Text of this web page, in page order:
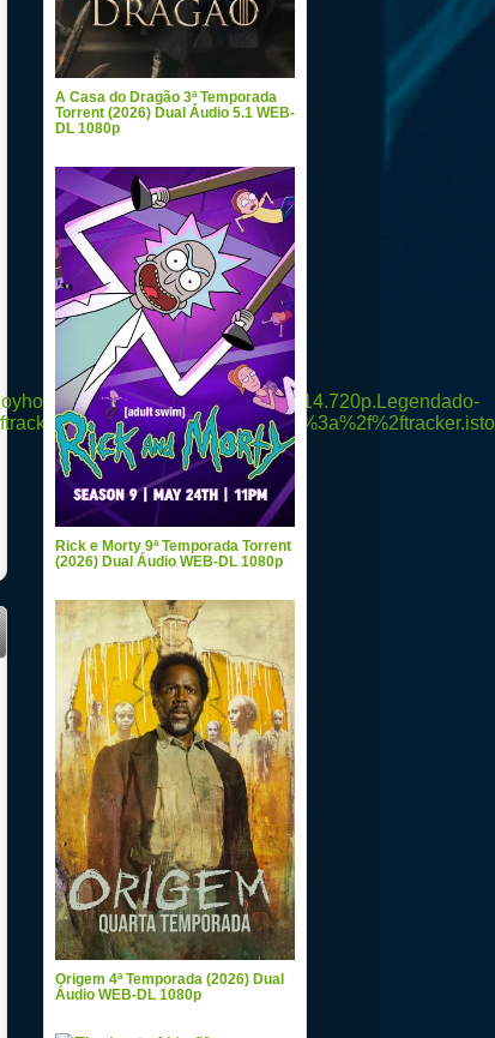
A Casa do Dragão 3ª Temporada
Torrent (2026) Dual Áudio 5.1 WEB-
DL 1080p
Rick e Morty 9ª Temporada Torrent
(2026) Dual Áudio WEB-DL 1080p
Origem 4ª Temporada (2026) Dual
Áudio WEB-DL 1080p